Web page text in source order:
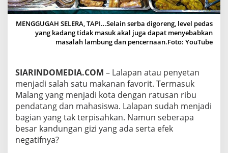
P
A
N
B
I
B
E
R
D
A
M
A
MENGGUGAH SELERA, TAPI…Selain serba digoreng, level pedas
yang kadang tidak masuk akal juga dapat menyebabkan
masalah lambung dan pencernaan.Foto: YouTube
SIARINDOMEDIA.COM – Lalapan atau penyetan
menjadi salah satu makanan favorit. Termasuk
Malang yang menjadi kota dengan ratusan ribu
pendatang dan mahasiswa. Lalapan sudah menjadi
bagian yang tak terpisahkan. Namun seberapa
besar kandungan gizi yang ada serta efek
negatifnya?